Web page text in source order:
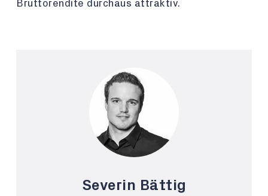
Bruttorendite durchaus attraktiv.
Severin Bättig